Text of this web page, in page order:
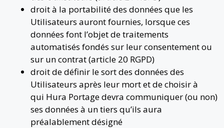
droit à la portabilité des données que les
Utilisateurs auront fournies, lorsque ces
données font l’objet de traitements
automatisés fondés sur leur consentement ou
sur un contrat (article 20 RGPD)
droit de définir le sort des données des
Utilisateurs après leur mort et de choisir à
qui Hura Portage devra communiquer (ou non)
ses données à un tiers qu’ils aura
préalablement désigné